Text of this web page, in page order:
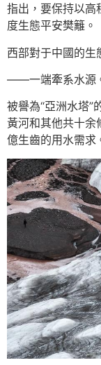
指出，要保持以高
度生態平安樊籬。
西部對于中國的生
——一端牽系水源
被譽為“亞洲水塔
黃河和其他共十
億生齒的用水需求